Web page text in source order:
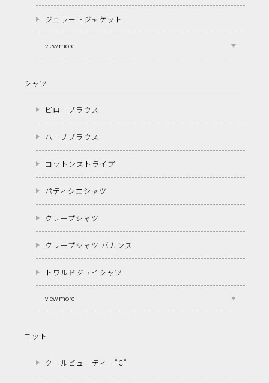
ジェラートジャケット
view more
シャツ
ピローブラウス
ハーブブラウス
コットンストライプ
パティシエシャツ
クレープシャツ
クレープシャツ バカンス
トワルドジュイシャツ
view more
ニット
クールビューティー"C"